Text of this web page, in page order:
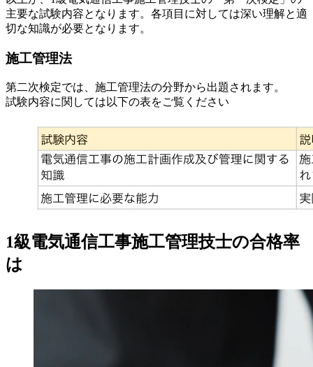
主要な試験内容となります。各項目に対しては深い理解と適
切な知識が必要となります。
施工管理法
第二次検定では、施工管理法の分野から出題されます。
試験内容に関しては以下の表をご覧ください
1級電気通信工事施工管理技士の合格率
は